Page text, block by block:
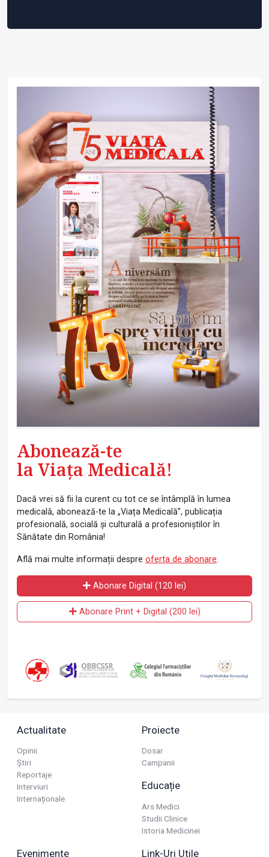
Abonează-te
la Viața Medicală!
Dacă vrei să fii la curent cu tot ce se întâmplă în lumea
medicală, abonează-te la „Viața Medicală”, publicația
profesională, socială și culturală a profesioniștilor în
Sănătate din România!
Află mai multe informații despre oferta de abonare.
Abonare Digital (120 lei)
Abonare Print + Digital (200 lei)
Actualitate
Opinii
Știri
Reportaje
Interviuri
Internaționale
Proiecte
Dosar
Campanii
Educație
Ars Medici
Studii Clinice
Istoria Medicinei
Evenimente Link-Uri Utile